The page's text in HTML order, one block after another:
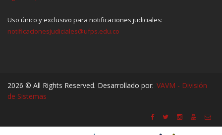
Uso único y exclusivo para notificaciones judiciales:
notificacionesjudiciales@ufps.edu.co
2026 © All Rights Reserved. Desarrollado por: VAVM - División
de Sistemas